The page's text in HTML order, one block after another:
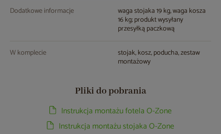
Dodatkowe informacje waga stojaka 19 kg, waga kosza
16 kg; produkt wysyłany
przesyłką paczkową
W komplecie stojak, kosz, poducha, zestaw
montażowy
Pliki do pobrania
Instrukcja montażu fotela O-Zone
Instrukcja montażu stojaka O-Zone